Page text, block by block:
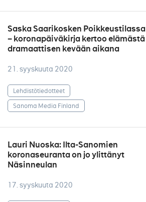
Saska Saarikosken Poikkeustilassa
– koronapäiväkirja kertoo elämästä
dramaattisen kevään aikana
21. syyskuuta 2020
Lehdistötiedotteet
Sanoma Media Finland
Lauri Nuoska: Ilta-Sanomien
koronaseuranta on jo ylittänyt
Näsinneulan
17. syyskuuta 2020